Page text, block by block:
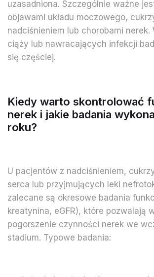
uzasadniona. Szczególnie ważne
objawami układu moczowego,
nadciśnieniem lub chorobami nerek.
ciąży lub nawracających infekcji
się częściej.
Kiedy warto skontrolować
nerek i jakie badania
roku?
U pacjentów z nadciśnieniem,
serca lub przyjmujących leki
zalecane są okresowe badania
kreatynina, eGFR), które pozwalają
pogorszenie czynności nerek we
stadium. Typowe badania: